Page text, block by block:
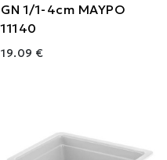
GN 1/1-4cm ΜΑΥΡΟ
11140
19.09 €